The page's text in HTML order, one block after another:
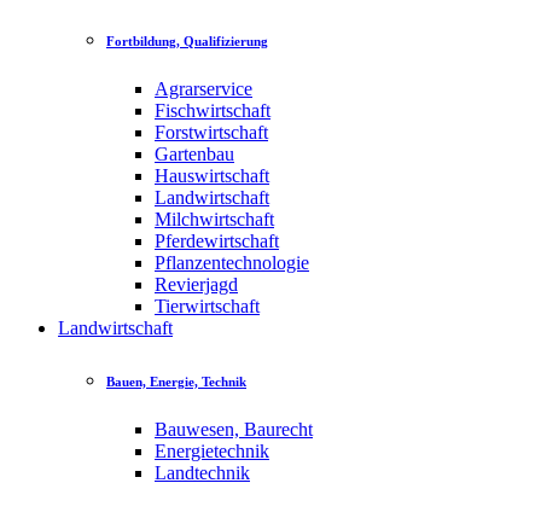
Fortbildung, Qualifizierung
Agrarservice
Fischwirtschaft
Forstwirtschaft
Gartenbau
Hauswirtschaft
Landwirtschaft
Milchwirtschaft
Pferdewirtschaft
Pflanzentechnologie
Revierjagd
Tierwirtschaft
Landwirtschaft
Bauen, Energie, Technik
Bauwesen, Baurecht
Energietechnik
Landtechnik